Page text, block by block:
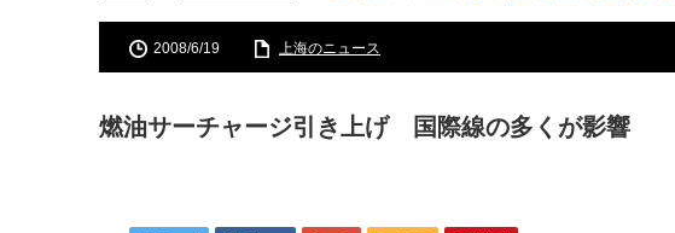
2008/6/19 上海のニュース
燃油サーチャージ引き上げ 国際線の多くが影響